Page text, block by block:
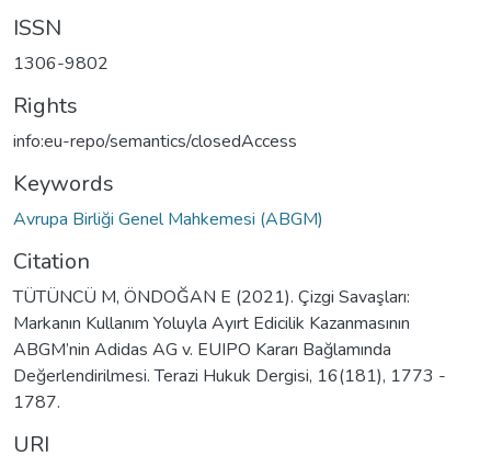
ISSN
1306-9802
Rights
info:eu-repo/semantics/closedAccess
Keywords
Avrupa Birliği Genel Mahkemesi (ABGM)
Citation
TÜTÜNCÜ M, ÖNDOĞAN E (2021). Çizgi Savaşları:
Markanın Kullanım Yoluyla Ayırt Edicilik Kazanmasının
ABGM’nin Adidas AG v. EUIPO Kararı Bağlamında
Değerlendirilmesi. Terazi Hukuk Dergisi, 16(181), 1773 -
1787.
URI